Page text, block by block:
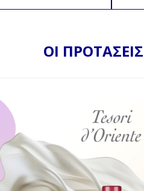
ΟΙ